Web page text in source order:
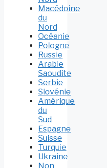
Macédoine
du
Nord
Océanie
Pologne
Russie
Arabie
Saoudite
Serbie
Slovénie
Amérique
du
Sud
Espagne
Suisse
Turquie
Ukraine
Non